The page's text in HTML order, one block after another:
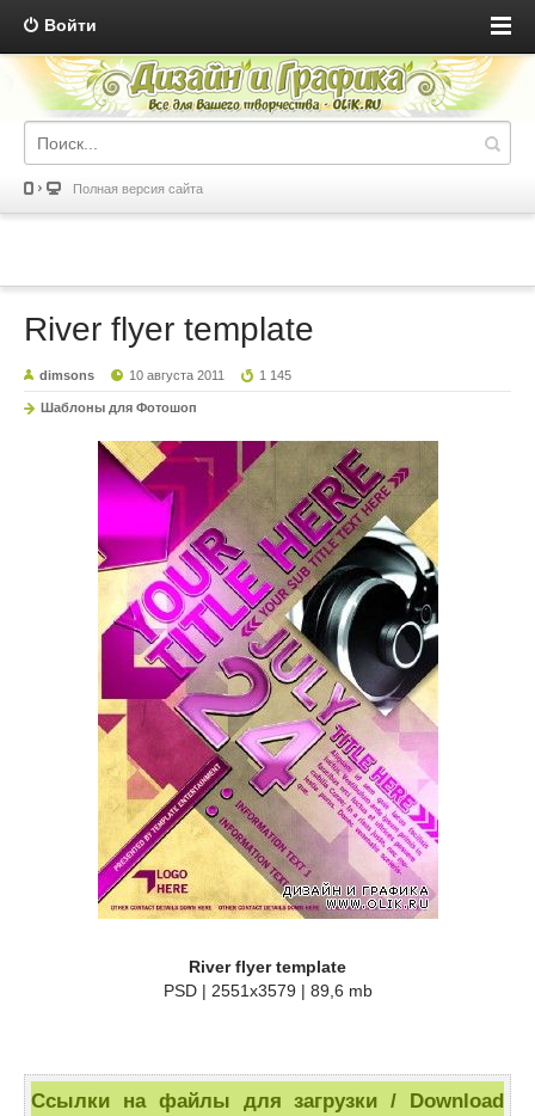
Войти
Полная версия сайта
River flyer template
dimsons 10 августа 2011 1 145
Шаблоны для Фотошоп
River flyer template
PSD | 2551x3579 | 89,6 mb
Ссылки на файлы для загрузки / Download